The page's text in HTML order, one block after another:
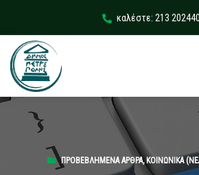
καλέστε: 213
ΠΡΟΒΕΒΛΗΜΈΝΑ ΆΡΘΡΑ, ΚΟΙΝΩΝΙΚΆ